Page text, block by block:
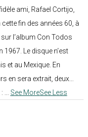
ami, Rafael Cortijo,
cette fin des années 60, à
l’album Con Todos
1967. Le disque n’est
et au Mexique. En
en sera extrait, deux...
See MoreSee Less